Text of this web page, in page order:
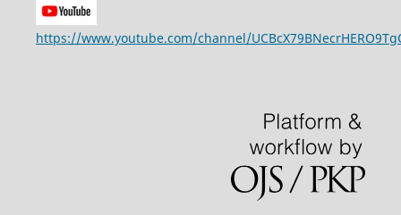
https://www.youtube.com/channel/